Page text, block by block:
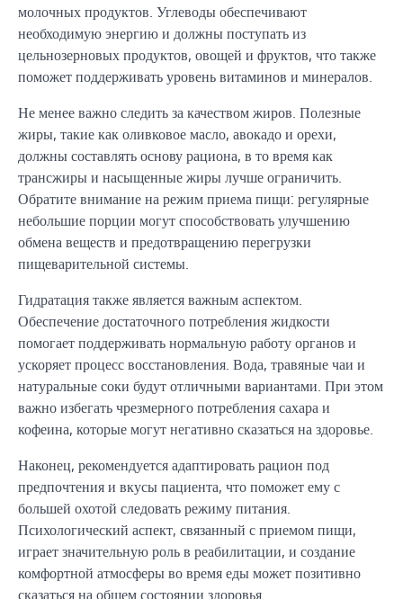
молочных продуктов. Углеводы обеспечивают
необходимую энергию и должны поступать из
цельнозерновых продуктов, овощей и фруктов, что также
поможет поддерживать уровень витаминов и минералов.
Не менее важно следить за качеством жиров. Полезные
жиры, такие как оливковое масло, авокадо и орехи,
должны составлять основу рациона, в то время как
трансжиры и насыщенные жиры лучше ограничить.
Обратите внимание на режим приема пищи: регулярные
небольшие порции могут способствовать улучшению
обмена веществ и предотвращению перегрузки
пищеварительной системы.
Гидратация также является важным аспектом.
Обеспечение достаточного потребления жидкости
помогает поддерживать нормальную работу органов и
ускоряет процесс восстановления. Вода, травяные чаи и
натуральные соки будут отличными вариантами. При этом
важно избегать чрезмерного потребления сахара и
кофеина, которые могут негативно сказаться на здоровье.
Наконец, рекомендуется адаптировать рацион под
предпочтения и вкусы пациента, что поможет ему с
большей охотой следовать режиму питания.
Психологический аспект, связанный с приемом пищи,
играет значительную роль в реабилитации, и создание
комфортной атмосферы во время еды может позитивно
сказаться на общем состоянии здоровья.